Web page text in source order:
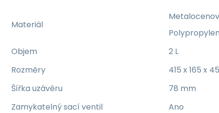
Materiál
Objem
2 L
Rozměry
415 x 165 x
Šířka uzávěru
78 mm
Zamykatelný sací ventil
Ano